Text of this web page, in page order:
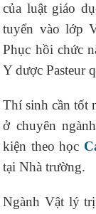
của luật giáo
tuyển vào lớp
Phục hồi chức
Y dược Pasteur
Thí sinh cần tốt
ở chuyên
kiện theo học
tại Nhà trường.
Ngành Vật lý